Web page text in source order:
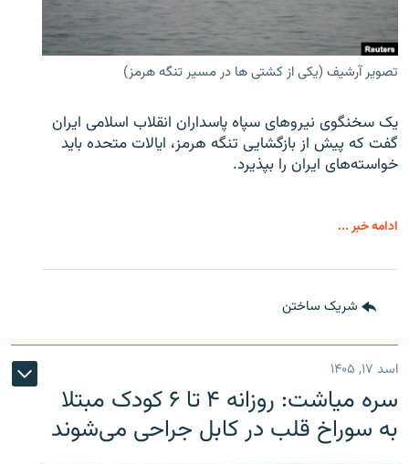
تصویر آرشیف (یکی از کشتی ها در مسیر تنگه هرمز)
یک سخنگوی نیروهای سپاه پاسداران انقلاب اسلامی ایران
گفت که پیش از بازگشایی تنگه هرمز، ایالات متحده باید
خواسته‌های ایران را بپذیرد.
ادامه خبر ...
شریک ساختن
اسد ۱۷, ۱۴۰۵
سره‌ میاشت: روزانه ۴ تا ۶ کودک مبتلا
به سوراخ قلب در کابل جراحی می‌شوند